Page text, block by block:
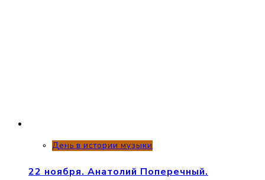
День в истории музыки
22 ноября. Анатолий Поперечный.